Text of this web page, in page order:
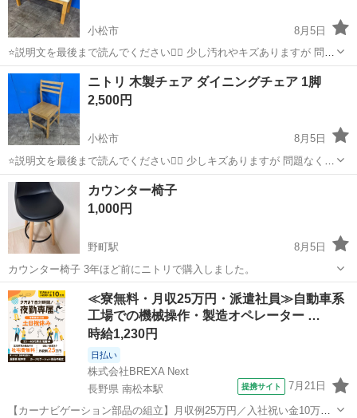
小松市
8月5日
⭐️説明文を最後まで読んでください🙇‍♀️ 少し汚れやキズありますが 問題
なく使えます メーカー：ニトリ サイズ：幅95cm奥行き36cm高さ
42cm ☑︎受け渡しについて🌼 基本的に小松市若杉町にあります 保管倉
庫で...
石川 小松市 椅子 ニトリ
ニトリ 木製チェア ダイニングチェア 1脚
2,500円
小松市
8月5日
⭐️説明文を最後まで読んでください🙇‍♀️ 少しキズありますが 問題なく使
えます 一脚のみです メーカー：ニトリ サイズ：幅40cm奥行き45.5cm
高さ82.5cm 座面高さ44cm ☑︎受け渡しについて🌼 基本的に...
石川 小松市 ニトリ
カウンター椅子
1,000円
野町駅
8月5日
カウンター椅子 3年ほど前にニトリで購入しました。
石川 金沢市 野町駅 椅子 カウンター
≪寮無料・月収25万円・派遣社員≫自動車系
工場での機械操作・製造オペレーター …
時給1,230円
日払い
株式会社BREXA Next
長野県 南松本駅
提携サイト 7月21日
【カーナビゲーション部品の組立】月収例25万円／入社祝い金10万